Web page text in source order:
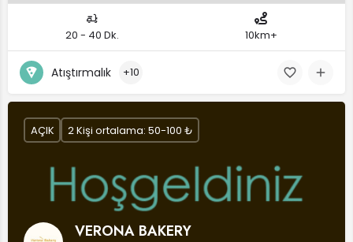
20 - 40 Dk. 10km+
Atıştırmalık +10
VERONA BAKERY
AÇIK 2 Kişi ortalama: 50-100 ₺